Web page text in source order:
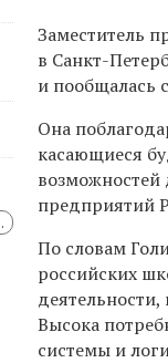
сегодня!
Заместитель
в Санкт-
и пообщалась
Она
касающиеся
возможностей
предприятий
По словам
российских
Высока
системы и